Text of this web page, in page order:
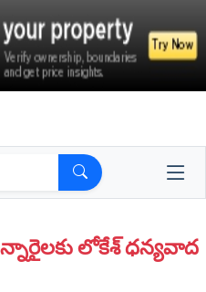
లోకేశ్ ధన్యవాద